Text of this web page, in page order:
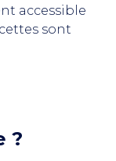
accessible
sont
?